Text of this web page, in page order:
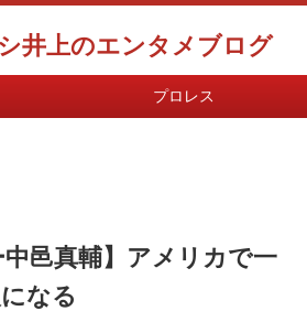
井上のエンタメブログ
プロレス
中邑真輔】アメリカで一
なる